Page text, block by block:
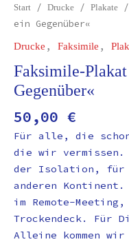
Start / Drucke / Plakate /
ein Gegenüber«
Drucke , Faksimile ,
Faksimile-
Gegenüber«
50,00 €
Für alle, die
die wir
der Isolation, für
anderen
im Remote-
Trockendeck. Für
Alleine kommen